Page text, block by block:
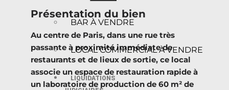
BAR À VENDRE
LOCAL COMMERCIAL À VENDRE
LIQUIDATIONS
Présentation du bien
Au centre de Paris, dans une rue très
passante à proximité immédiate de
restaurants et de lieux de sortie, ce local
associe un espace de restauration rapide à
un laboratoire de production de 60 m² de